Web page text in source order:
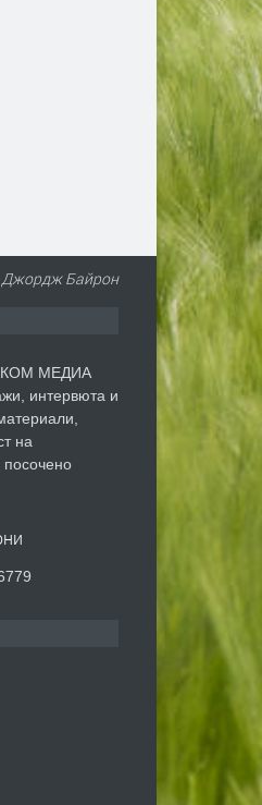
Джордж Байрон
МЕДИА
интервюта и
на
посочено